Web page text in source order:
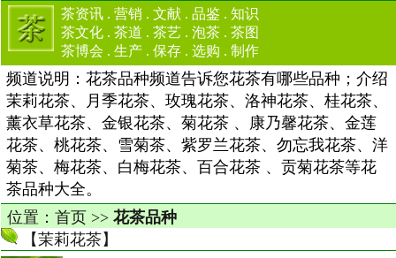
茶资讯 . 营销 . 文献 . 品鉴 . 知识
茶文化 . 茶道 . 茶艺 . 泡茶 . 茶图
茶博会 . 生产 . 保存 . 选购 . 制作
频道说明：花茶品种频道告诉您花茶有哪些品种；介绍
茉莉花茶、月季花茶、玫瑰花茶、洛神花茶、桂花茶、
薰衣草花茶、金银花茶、菊花茶 、康乃馨花茶、金莲
花茶、桃花茶、雪菊茶、紫罗兰花茶、勿忘我花茶、洋
菊茶、梅花茶、白梅花茶、百合花茶 、贡菊花茶等花
茶品种大全。
位置： 首页 >> 花茶品种
【茉莉花茶】